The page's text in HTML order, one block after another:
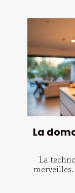
La
La